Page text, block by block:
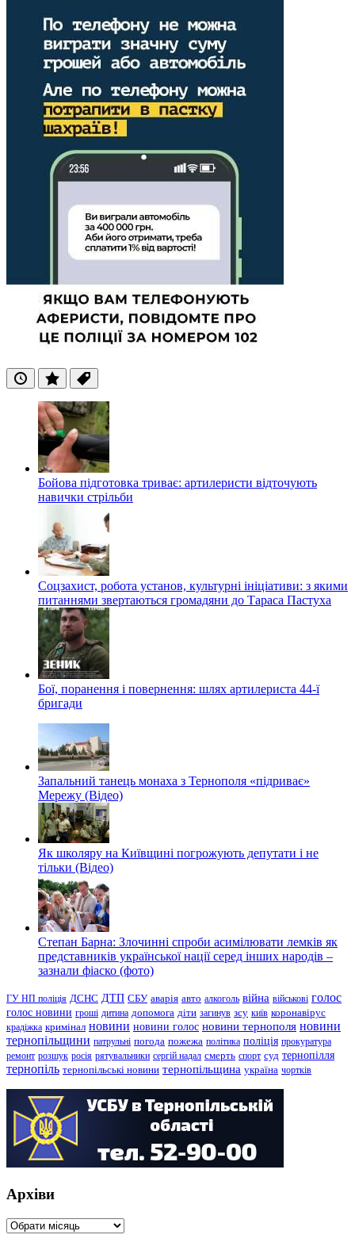
ОстанніПопулярні
Теги
Бойова підготовка триває: артилеристи відточують
навички стрільби
Соцзахист, робота установ, культурні ініціативи: з якими
питаннями звертаються громадяни до Тараса Пастуха
Бої, поранення і повернення: шлях артилериста 44-ї
бригади
Запальний танець монаха з Тернополя «підриває»
Мережу (Відео)
Як школяру на Київщині погрожують депутати і не
тільки (Відео)
Степан Барна: Злочинні спроби асимілювати лемків як
представників української нації серед інших народів –
зазнали фіаско (фото)
ГУ НП поліція ДСНС ДТП СБУ аварія авто алкоголь війна військові голос
голос новини гроші дитина допомога діти загинув зсу київ коронавірус
крадіжка кримінал новини новини голос новини тернополя новини
тернопільщини патрульні погода пожежа політика поліція прокуратура
ремонт розшук росія рятувальники сергій надал смерть спорт суд тернопілля
тернопіль тернопільські новини тернопільщина україна чортків
Архіви
Архіви